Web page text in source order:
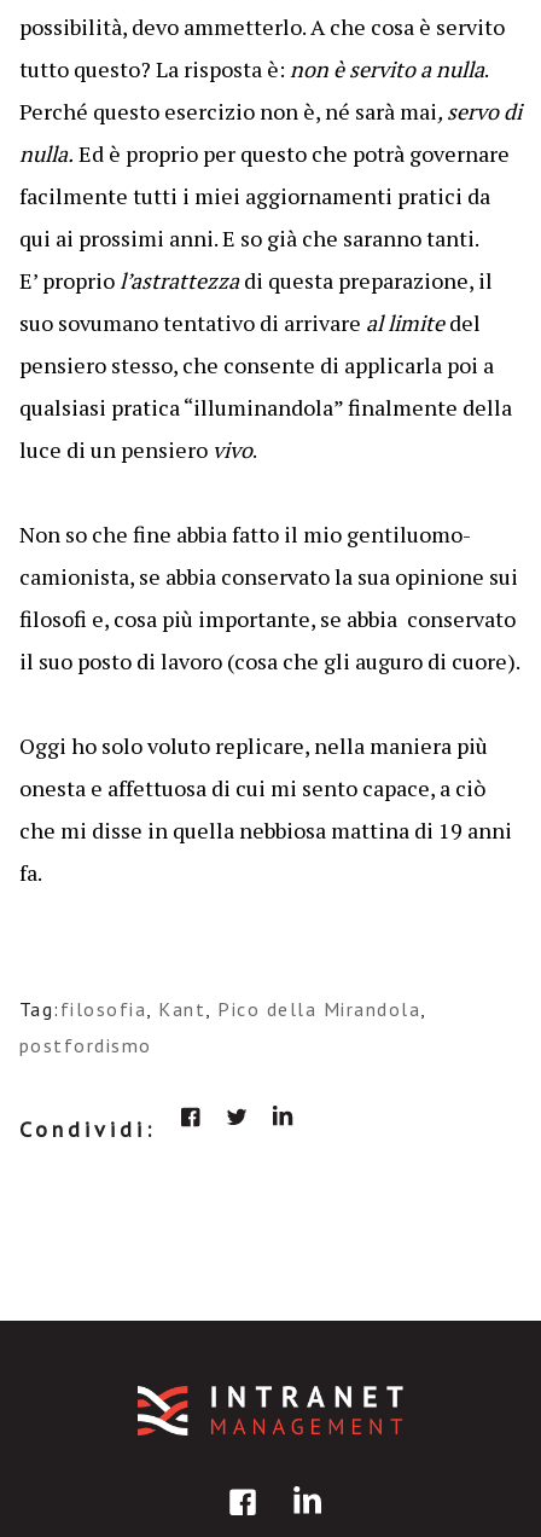
possibilità, devo ammetterlo. A che cosa è servito
tutto questo? La risposta è: non è servito a nulla.
Perché questo esercizio non è, né sarà mai, servo di
nulla. Ed è proprio per questo che potrà governare
facilmente tutti i miei aggiornamenti pratici da
qui ai prossimi anni. E so già che saranno tanti.
E’ propriol’astrattezzadi questa preparazione, il
suo sovumano tentativo di arrivare al limitedel
pensiero stesso, che consente di applicarla poi a
qualsiasi pratica “illuminandola” finalmente della
luce di un pensiero vivo.
Non so che fine abbia fatto il mio gentiluomo-
camionista, se abbia conservato la sua opinione sui
filosofi e, cosa più importante, se abbia conservato
il suo posto di lavoro (cosa che gli auguro di cuore).
Oggi ho solo voluto replicare, nella maniera più
onesta e affettuosa di cui mi sento capace, a ciò
che mi disse in quella nebbiosa mattina di 19 anni
fa.
Tag: filosofia, Kant, Pico della Mirandola,
postfordismo
Condividi: